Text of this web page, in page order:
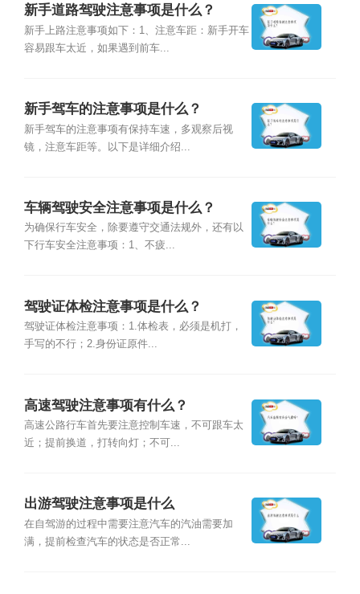
新手道路驾驶注意事项是什么？
新手上路注意事项如下：1、注意车距：新手开车
容易跟车太近，如果遇到前车...
新手驾车的注意事项是什么？
新手驾车的注意事项有保持车速，多观察后视
镜，注意车距等。以下是详细介绍...
车辆驾驶安全注意事项是什么？
为确保行车安全，除要遵守交通法规外，还有以
下行车安全注意事项：1、不疲...
驾驶证体检注意事项是什么？
驾驶证体检注意事项：1.体检表，必须是机打，
手写的不行；2.身份证原件...
高速驾驶注意事项有什么？
高速公路行车首先要注意控制车速，不可跟车太
近；提前换道，打转向灯；不可...
出游驾驶注意事项是什么
在自驾游的过程中需要注意汽车的汽油需要加
满，提前检查汽车的状态是否正常...